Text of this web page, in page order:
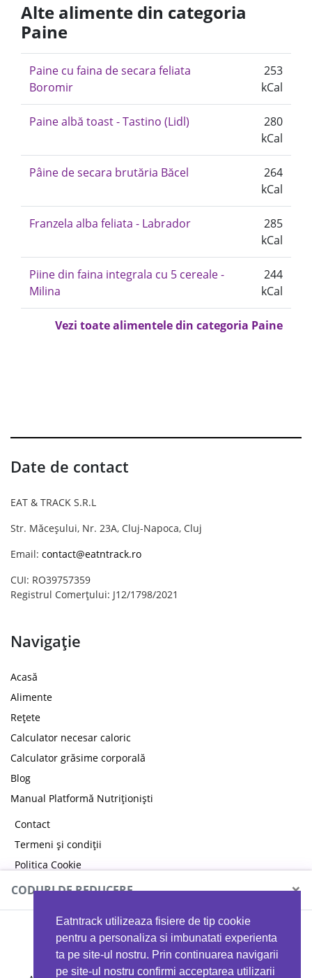
Eatntrack utilizeaza fisiere de tip cookie
pentru a personaliza si imbunatati experienta
ta pe site-ul nostru. Prin continuarea navigarii
pe site-ul nostru confirmi acceptarea utilizarii
Alte alimente din categoria
Paine
Paine cu faina de secara feliata
Boromir
253
kCal
Paine albă toast - Tastino (Lidl)
280
kCal
Pâine de secara brutăria Băcel
264
kCal
Franzela alba feliata - Labrador
285
kCal
Piine din faina integrala cu 5 cereale -
Milina
244
kCal
Vezi toate alimentele din categoria Paine
Date de contact
EAT & TRACK S.R.L
Str. Măceșului, Nr. 23A, Cluj-Napoca, Cluj
Email: contact@eatntrack.ro
CUI: RO39757359
Registrul Comerțului: J12/1798/2021
Navigație
Acasă
Alimente
Rețete
Calculator necesar caloric
Calculator grăsime corporală
Blog
Manual Platformă Nutriționiști
Contact
Termeni și condiții
Politica Cookie
Politica de confidențialitate
CODURI DE REDUCERE ×
MYPROTEIN